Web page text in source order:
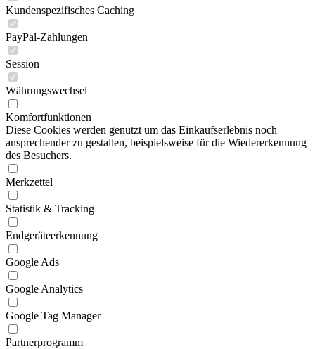
Kundenspezifisches Caching
PayPal-Zahlungen
Session
Währungswechsel
Komfortfunktionen
Diese Cookies werden genutzt um das Einkaufserlebnis noch
ansprechender zu gestalten, beispielsweise für die Wiedererkennung
des Besuchers.
Merkzettel
Statistik & Tracking
Endgeräteerkennung
Google Ads
Google Analytics
Google Tag Manager
Partnerprogramm